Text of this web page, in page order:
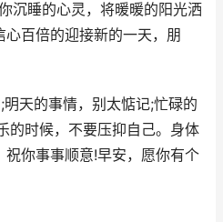
沉睡的心灵，将暖暖的阳光洒
百倍的迎接新的一天，朋
天的事情，别太惦记;忙碌的
的时候，不要压抑自己。身体
你事事顺意!早安，愿你有个